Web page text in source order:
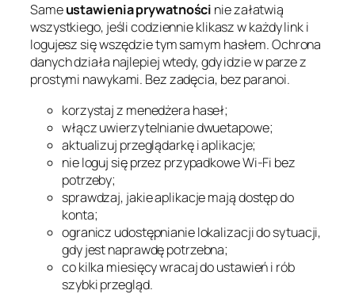
Sameustawienia prywatności nie załatwią
wszystkiego, jeśli codziennie klikasz w każdy link i
logujesz się wszędzie tym samym hasłem. Ochrona
danych działa najlepiej wtedy, gdy idzie w parze z
prostymi nawykami. Bez zadęcia, bez paranoi.
korzystaj z menedżera haseł;
włącz uwierzytelnianie dwuetapowe;
aktualizuj przeglądarkę i aplikacje;
nie loguj się przez przypadkowe Wi-Fi bez
potrzeby;
sprawdzaj, jakie aplikacje mają dostęp do
konta;
ogranicz udostępnianie lokalizacji do sytuacji,
gdy jest naprawdę potrzebna;
co kilka miesięcy wracaj do ustawień i rób
szybki przegląd.